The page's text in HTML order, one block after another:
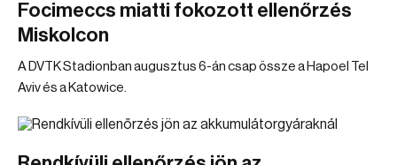
Focimeccs miatti fokozott ellenőrzés
Miskolcon
A DVTK Stadionban augusztus 6-án csap össze a Hapoel Tel
Aviv és a Katowice.